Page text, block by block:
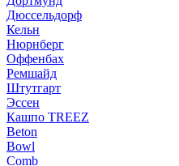
Дюссельдорф
Кельн
Нюрнберг
Оффенбах
Ремшайд
Штутгарт
Эссен
Кашпо TREEZ
Beton
Bowl
Comb